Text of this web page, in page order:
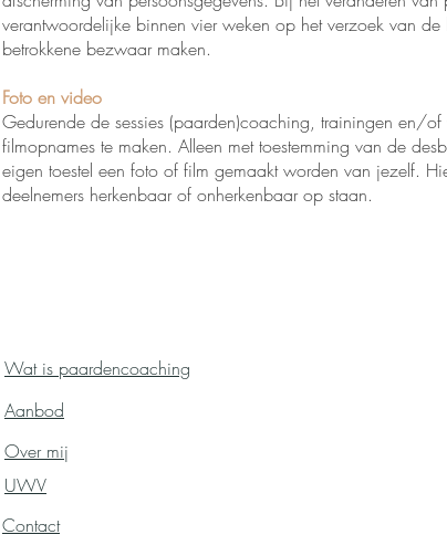
verantwoordelijke binnen vier weken op het verzoek van
betrokkene bezwaar maken.
Foto en video
Gedurende de sessies (paarden)coaching, trainingen en/of
filmopnames te maken. Alleen met toestemming van de
eigen toestel een foto of film gemaakt worden van jezelf.
deelnemers herkenbaar of onherkenbaar op staan.
Wat is paardencoaching
Aanbod
Over mij
UWV
Contact